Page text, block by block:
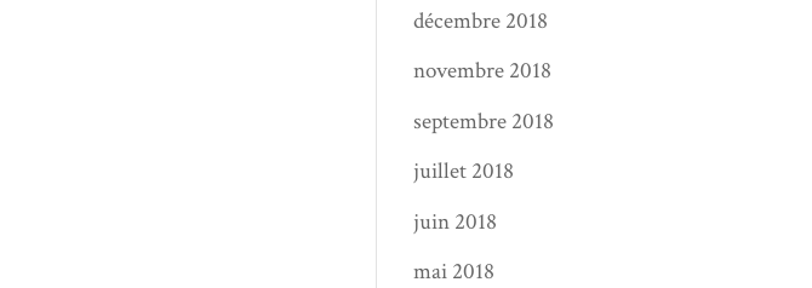
décembre 2018
novembre 2018
septembre 2018
juillet 2018
juin 2018
mai 2018